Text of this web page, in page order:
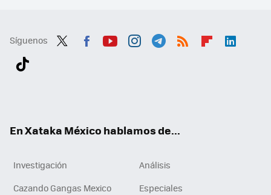
Síguenos
En Xataka México hablamos de...
Investigación
Análisis
Cazando Gangas Mexico
Especiales